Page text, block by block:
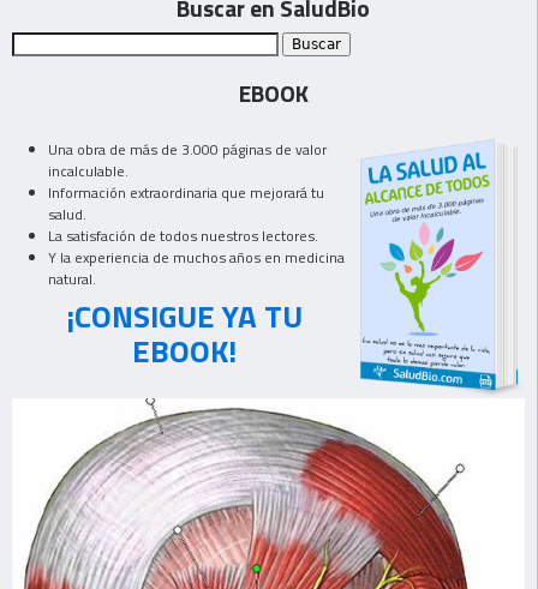
Buscar en SaludBio
EBOOK
Una obra de más de 3.000 páginas de valor
incalculable.
Información extraordinaria que mejorará tu
salud.
La satisfación de todos nuestros lectores.
Y la experiencia de muchos años en medicina
natural.
¡CONSIGUE YA TU
EBOOK!